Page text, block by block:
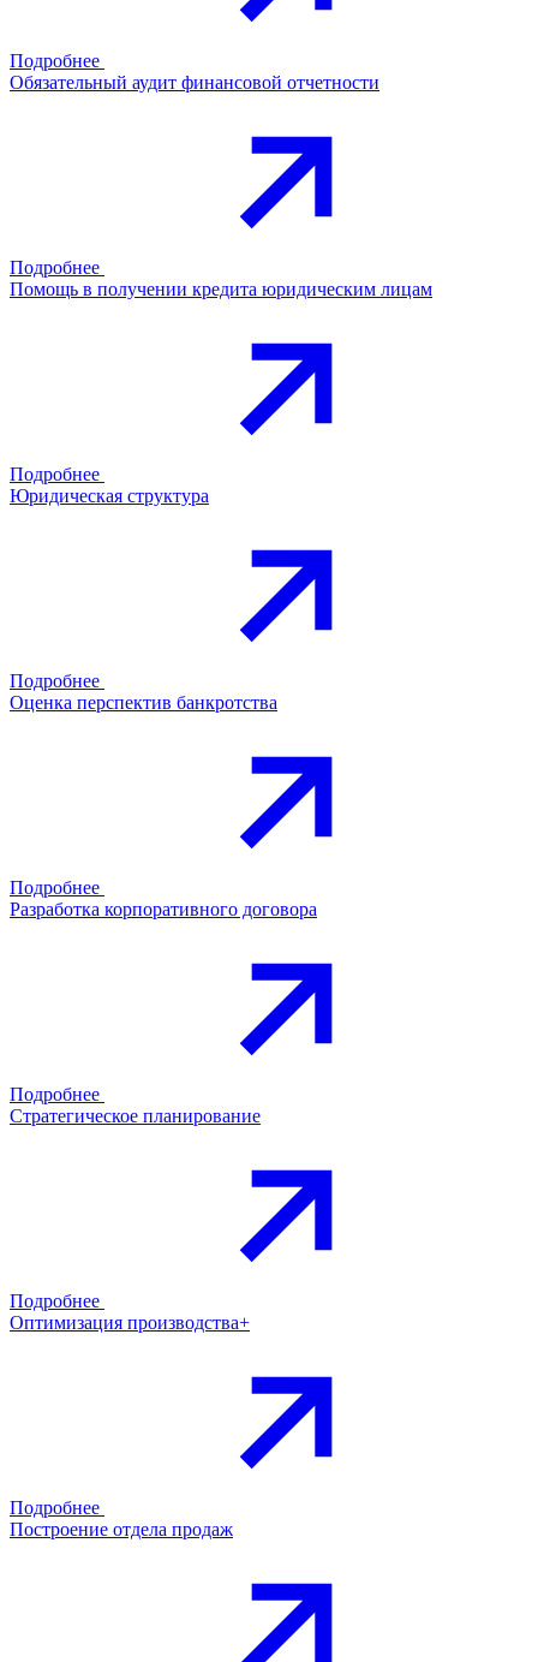
Подробнее
Обязательный аудит финансовой отчетности
Подробнее
Помощь в получении кредита юридическим лицам
Подробнее
Юридическая структура
Подробнее
Оценка перспектив банкротства
Подробнее
Разработка корпоративного договора
Подробнее
Стратегическое планирование
Подробнее
Оптимизация производства+
Подробнее
Построение отдела продаж